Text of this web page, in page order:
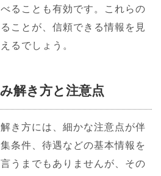
ることも有効です。これらの
ことが、信頼できる情報を見
るでしょう。
解き方と注意点
き方には、細かな注意点が伴
条件、待遇などの基本情報を
うまでもありませんが、その